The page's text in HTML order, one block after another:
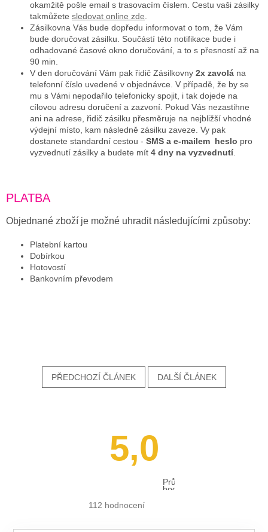
okamžitě pošle email s trasovacím číslem. Cestu vaši zásilky
takmůžete sledovat online zde
Zásilkovna Vás bude dopředu informovat o tom, že Vám
bude doručovat zásilku. Součástí této notifikace bude i
odhadované časové okno doručování, a to s přesností až na
90 min.
V den doručování Vám pak řidič Zásilkovny 2x zavolá na
telefonní číslo uvedené v objednávce. V případě, že by se
mu s Vámi nepodařilo telefonicky spojit, i tak dojede na
cílovou adresu doručení a zazvoní. Pokud Vás nezastihne
ani na adrese, řidič zásilku přesměruje na nejbližší vhodné
výdejní místo, kam následně zásilku zaveze. Vy pak
dostanete standardní cestou - SMS a e-mailem heslo pro
vyzvednutí zásilky a budete mít 4 dny na vyzvednutí.
PLATBA
Objednané zboží je možné uhradit následujícími způsoby:
Platební kartou
Dobírkou
Hotovostí
Bankovním převodem
PŘEDCHOZÍ ČLÁNEK DALŠÍ ČLÁNEK
5,0
Průměrné
hodnocení
112 hodnocení